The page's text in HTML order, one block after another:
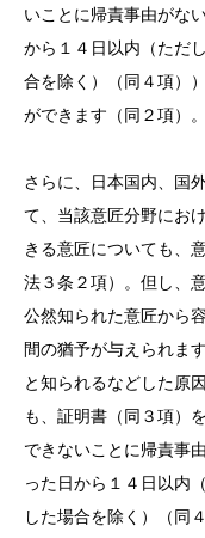
いことに帰責事由がな
から１４日以内（ただ
合を除く）（同４項）
ができます（同２項）。
さらに、日本国内、国
て、当該意匠分野にお
きる意匠についても、
法３条２項）。但し、
公然知られた意匠から
間の猶予が与えられま
と知られるなどした原
も、証明書（同３項）
できないことに帰責事
った日から１４日以内
した場合を除く）（同